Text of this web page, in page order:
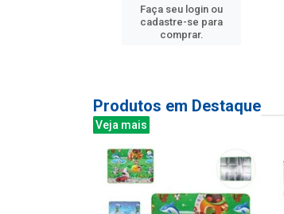
Faça seu login ou
cadastre-se para
comprar.
Produtos em Destaque
Veja mais